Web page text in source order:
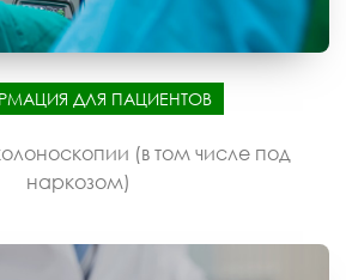
ДЛЯ ПАЦИЕНТОВ
(в том числе под
наркозом)